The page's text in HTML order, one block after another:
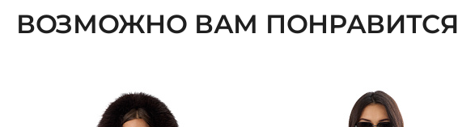
ВОЗМОЖНО ВАМ ПОНРАВИТСЯ